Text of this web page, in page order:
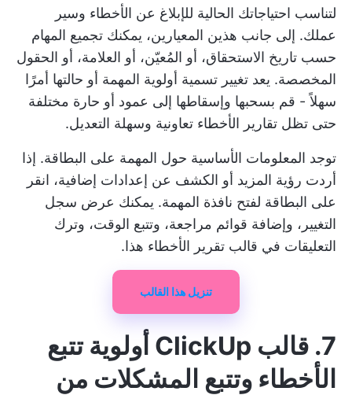
لتناسب احتياجاتك الحالية للإبلاغ عن الأخطاء وسير
عملك. إلى جانب هذين المعيارين، يمكنك تجميع المهام
حسب تاريخ الاستحقاق، أو المُعيّن، أو العلامة، أو الحقول
المخصصة. يعد تغيير تسمية أولوية المهمة أو حالتها أمرًا
سهلاً - قم بسحبها وإسقاطها إلى عمود أو حارة مختلفة
حتى تظل تقارير الأخطاء تعاونية وسهلة التعديل.
توجد المعلومات الأساسية حول المهمة على البطاقة. إذا
أردت رؤية المزيد أو الكشف عن إعدادات إضافية، انقر
على البطاقة لفتح نافذة المهمة. يمكنك عرض سجل
التغيير، وإضافة قوائم مراجعة، وتتبع الوقت، وترك
التعليقات في قالب تقرير الأخطاء هذا.
تنزيل هذا القالب
7. قالب ClickUp أولوية تتبع
الأخطاء وتتبع المشكلات من